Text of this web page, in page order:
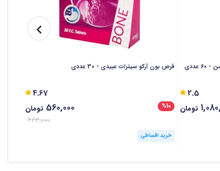
2.5
تومان
قرص بون آرکو سیترات عبیدی - 30 عددی
4.67
%10
560,000 تومان
623,000
خرید اقساطی